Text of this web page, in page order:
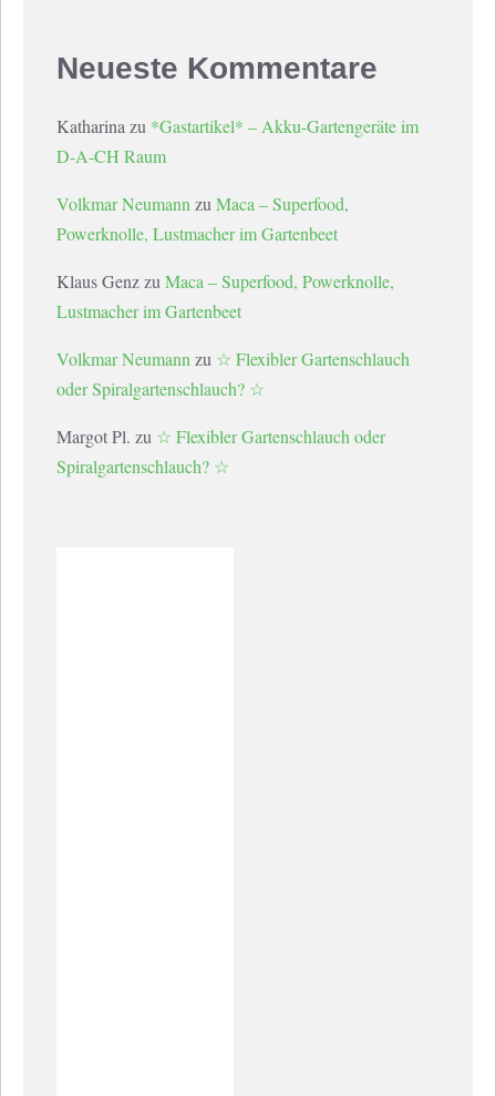
Neueste Kommentare
Katharina zu *Gastartikel* – Akku-Gartengeräte im
D-A-CH Raum
Volkmar Neumann zu Maca – Superfood,
Powerknolle, Lustmacher im Gartenbeet
Klaus Genz zu Maca – Superfood, Powerknolle,
Lustmacher im Gartenbeet
Volkmar Neumann zu ☆ Flexibler Gartenschlauch
oder Spiralgartenschlauch? ☆
Margot Pl. zu ☆ Flexibler Gartenschlauch oder
Spiralgartenschlauch? ☆